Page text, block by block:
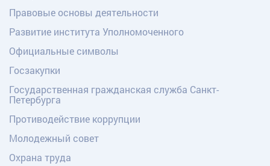
Правовые основы деятельности
Развитие института Уполномоченного
Официальные символы
Госзакупки
Государственная гражданская служба Санкт-
Петербурга
Противодействие коррупции
Молодежный совет
Охрана труда